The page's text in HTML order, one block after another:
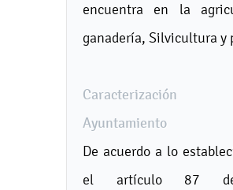
encuentra en la
ganadería, Silvicultura y
Ayuntamiento
De acuerdo a lo
el artículo 87